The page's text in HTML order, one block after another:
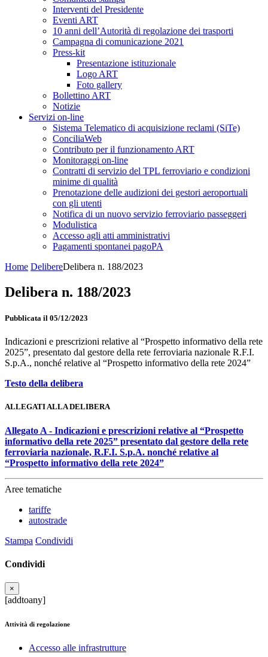
Interventi del Presidente
Eventi ART
10 anni dell’Autorità di regolazione dei trasporti
Campagna di comunicazione 2021
Press-kit
Presentazione istituzionale
Logo ART
Foto gallery
Bollettino ART
Notizie
Servizi on-line
Sistema Telematico di acquisizione reclami (SiTe)
ConciliaWeb
Contributo per il funzionamento ART
Monitoraggi on-line
Contratti di servizio del TPL ferroviario e condizioni
minime di qualità
Prenotazione delle audizioni dei gestori aeroportuali
con gli utenti
Notifica di un nuovo servizio ferroviario passeggeri
Modulistica
Accesso agli atti amministrativi
Pagamenti spontanei pagoPA
Home DelibereDelibera n. 188/2023
Delibera n. 188/2023
Pubblicata il 05/12/2023
Indicazioni e prescrizioni relative al “Prospetto informativo della rete
2025”, presentato dal gestore della rete ferroviaria nazionale R.F.I.
S.p.A., nonché relative al “Prospetto informativo della rete 2024”
Testo della delibera
ALLEGATI ALLA DELIBERA
Allegato A - Indicazioni e prescrizioni relative al “Prospetto
informativo della rete 2025” presentato dal gestore della rete
ferroviaria nazionale, R.F.I. S.p.A. nonché relative al
“Prospetto informativo della rete 2024”
Aree tematiche
tariffe
autostrade
Stampa Condividi
Condividi
×
[addtoany]
Attività di regolazione
Accesso alle infrastrutture